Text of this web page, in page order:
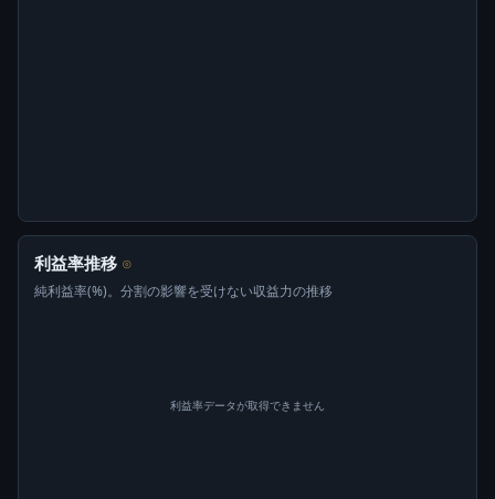
利益率推移 ⊙
純利益率(%)。分割の影響を受けない収益力の推移
利益率データが取得できません